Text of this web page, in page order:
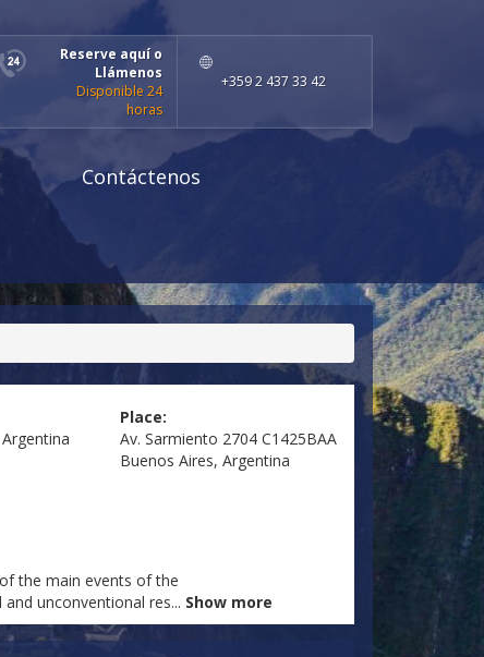
Reserve aquí o
Llámenos
Disponible 24
horas
+359 2 437 33 42
Contáctenos
Argentina
Place:
Av. Sarmiento 2704 C1425BAA
Buenos Aires, Argentina
the main events of the
unconventional res... Show more